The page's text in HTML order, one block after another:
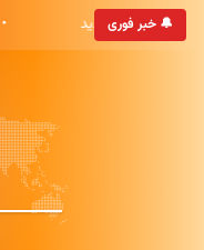
🔔 خبر فوری
هشت صبح خوش آمدید